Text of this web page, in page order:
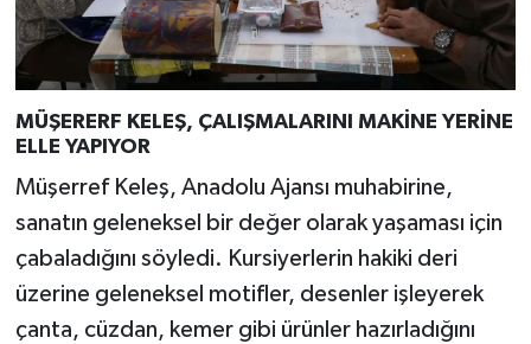
MÜŞERERF KELEŞ, ÇALIŞMALARINI MAKİNE YERİNE
ELLE YAPIYOR
Müşerref Keleş, Anadolu Ajansı muhabirine,
sanatın geleneksel bir değer olarak yaşaması için
çabaladığını söyledi. Kursiyerlerin hakiki deri
üzerine geleneksel motifler, desenler işleyerek
çanta, cüzdan, kemer gibi ürünler hazırladığını